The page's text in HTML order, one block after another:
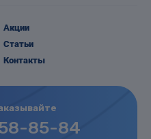
Акции
Статьи
Контакты
85-84